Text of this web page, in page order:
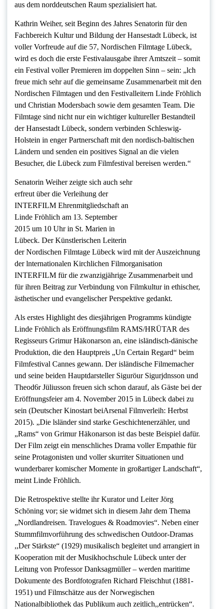
aus dem norddeutschen Raum spezialisiert hat.
Kathrin Weiher, seit Beginn des Jahres Senatorin für den
Fachbereich Kultur und Bildung der Hansestadt Lübeck, ist
voller Vorfreude auf die 57, Nordischen Filmtage Lübeck,
wird es doch die erste Festivalausgabe ihrer Amtszeit – somit
ein Festival voller Premieren im doppelten Sinn – sein: „lch
freue mich sehr auf die gemeinsame Zusammenarbeit mit den
Nordischen Filmtagen und den Festivalleitern Linde Fröhlich
und Christian Modersbach sowie dem gesamten Team. Die
Filmtage sind nicht nur ein wichtiger kultureller Bestandteil
der Hansestadt Lübeck, sondern verbinden Schleswig-
Holstein in enger Partnerschaft mit den nordisch-baltischen
Ländern und senden ein positives Signal an die vielen
Besucher, die Lübeck zum Filmfestival bereisen werden.“
Senatorin Weiher zeigte sich auch sehr
erfreut über die Verleihung der
INTERFILM Ehrenmitgliedschaft an
Linde Fröhlich am 13. September
2015 um 10 Uhr in St. Marien in
Lübeck. Der Künstlerischen Leiterin
der Nordischen Filmtage Lübeck wird mit der Auszeichnung
der lnternationalen Kirchlichen Filmorganisation
INTERFILM für die zwanzigjährige Zusammenarbeit und
für ihren Beitrag zur Verbindung von Filmkultur in ethischer,
ästhetischer und evangelischer Perspektive gedankt.
Als erstes Highlight des diesjährigen Programms kündigte
Linde Fröhlich als Eröffnungsfilm RAMS/HRÜTAR des
Regisseurs Grimur Häkonarson an, eine isländisch-dänische
Produktion, die den Hauptpreis „Un Certain Regard“ beim
Filmfestival Cannes gewann. Der isländische Filmemacher
und seine beiden Hauptdarsteller Siguröur Sigurjdnsson und
Theod6r Jüliusson freuen sich schon darauf, als Gäste bei der
Eröffnungsfeier am 4. November 2015 in Lübeck dabei zu
sein (Deutscher Kinostart beiArsenal Filmverleih: Herbst
2015). „Die lsländer sind starke Geschichtenerzähler, und
„Rams“ von Grimur Häkonarson ist das beste Beispiel dafür.
Der Film zeigt ein menschliches Drama voller Empathie für
seine Protagonisten und voller skurriter Situationen und
wunderbarer komischer Momente in großartiger Landschaft“,
meint Linde Fröhlich.
Die Retrospektive stellte ihr Kurator und Leiter Jörg
Schöning vor; sie widmet sich in diesem Jahr dem Thema
„Nordlandreisen. Travelogues & Roadmovies“. Neben einer
Stummfilmvorführung des schwedischen Outdoor-Dramas
,,Der Stärkste“ (1929) musikalisch begleitet und arrangiert in
Kooperation mit der Musikhochschule Lübeck unter der
Leitung von Professor Danksagmüller – werden maritime
Dokumente des Bordfotografen Richard Fleischhut (1881-
1951) und Filmschätze aus der Norwegischen
Nationalbibliothek das Publikum auch zeitlich,,entrücken“.